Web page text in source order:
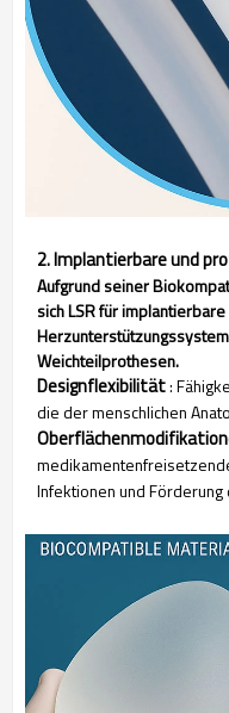
2. Implantierbare und
Aufgrund seiner
sich LSR für
Weichteilprothesen.
Designflexibilität:
die der menschlichen
Infektionen und